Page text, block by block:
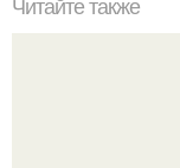
Читайте также